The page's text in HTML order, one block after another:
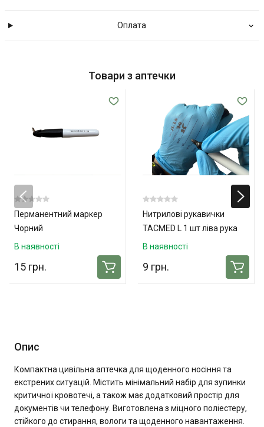
Оплата
Товари з аптечки
Перманентний маркер
Чорний
В наявності
15 грн.
Нитрилові рукавички
TACMED L 1 шт ліва рука
В наявності
9 грн.
Опис
Компактна цивільна аптечка для щоденного носіння та
екстрених ситуацій. Містить мінімальний набір для зупинки
критичної кровотечі, а також має додатковий простір для
документів чи телефону. Виготовлена з міцного поліестеру,
стійкого до стирання, вологи та щоденного навантаження.